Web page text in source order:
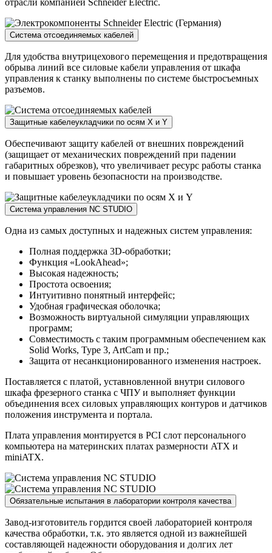
Система отсоединяемых кабелей
Для удобства внутрицехового перемещения и предотвращения
обрыва линий все силовые кабели управления от шкафа
управления к станку выполнены по системе быстросъемных
разъемов.
Защитные кабелеукладчики по осям X и Y
Обеспечивают защиту кабелей от внешних повреждений
(защищает от механических повреждений при падении
габаритных обрезков), что увеличивает ресурс работы станка
и повышает уровень безопасности на производстве.
Система управления NC STUDIO
Одна из самых доступных и надежных систем управления:
Полная поддержка 3D-обработки;
Функция «LookAhead»;
Высокая надежность;
Простота освоения;
Интуитивно понятный интерфейс;
Удобная графическая оболочка;
Возможность виртуальной симуляции управляющих
программ;
Совместимость с таким программным обеспечением как
Solid Works, Type 3, ArtCam и пр.;
Защита от несанкционированного изменения настроек.
Поставляется с платой, уставновленной внутри силового
шкафа фрезерного станка с ЧПУ и выполняет функции
объединения всех силовых управляющих контуров и датчиков
положения инструмента и портала.
Плата управления монтируется в PСI слот персонального
компьютера на материнских платах размерности ATX и
miniATX.
Обязательные испытания в лаборатории контроля качества
Завод-изготовитель гордится своей лабораторией контроля
качества обработки, т.к. это является одной из важнейшей
составляющей надежности оборудования и долгих лет